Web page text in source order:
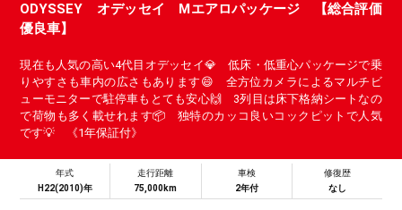
ODYSSEY オデッセイ Mエアロパッケージ 【総合評価
優良車】
現在も人気の高い4代目オデッセイ💎 低床・低重心パッケージで乗
りやすさも車内の広さもあります😄 全方位カメラによるマルチビ
ューモニターで駐停車もとても安心🙌 3列目は床下格納シートなの
で荷物も多く載せれます📦 独特のカッコ良いコックピットで人気
です💡 《1年保証付》
年式
H22(2010)年
走行距離
75,000km
車検
2年付
修復歴
なし